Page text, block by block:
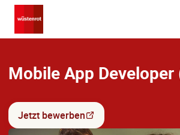
Mobile App
Jetzt bewerben